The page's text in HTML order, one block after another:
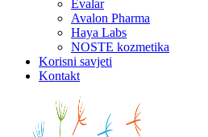
Evalar
Avalon Pharma
Haya Labs
NOSTE kozmetika
Korisni savjeti
Kontakt